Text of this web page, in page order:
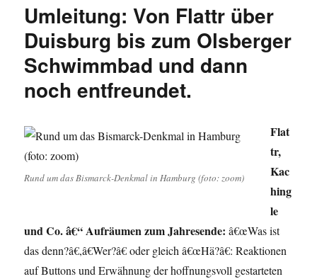
Umleitung: Von Flattr über
Duisburg bis zum Olsberger
Schwimmbad und dann
noch entfreundet.
Rund um das Bismarck-Denkmal in Hamburg (foto: zoom)
Flat
tr,
Kac
hing
le
und Co. â€“ Aufräumen zum Jahresende: â€œWas ist
das denn?â€,â€Wer?â€ oder gleich â€œHä?â€: Reaktionen
auf Buttons und Erwähnung der hoffnungsvoll gestarteten